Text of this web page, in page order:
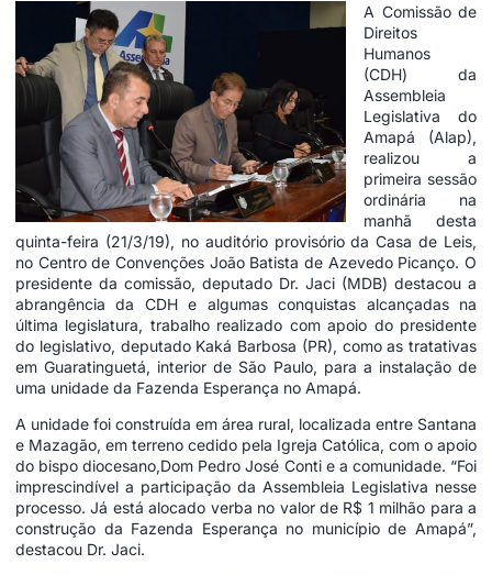
A Comissão de
Direitos
Humanos
(CDH) da
Assembleia
Legislativa do
Amapá (Alap),
realizou a
primeira sessão
ordinária na
manhã desta
quinta-feira (21/3/19), no auditório provisório da Casa de Leis,
no Centro de Convenções João Batista de Azevedo Picanço. O
presidente da comissão, deputado Dr. Jaci (MDB) destacou a
abrangência da CDH e algumas conquistas alcançadas na
última legislatura, trabalho realizado com apoio do presidente
do legislativo, deputado Kaká Barbosa (PR), como as tratativas
em Guaratinguetá, interior de São Paulo, para a instalação de
uma unidade da Fazenda Esperança no Amapá.
A unidade foi construída em área rural, localizada entre Santana
e Mazagão, em terreno cedido pela Igreja Católica, com o apoio
do bispo diocesano,Dom Pedro José Conti e a comunidade. “Foi
imprescindível a participação da Assembleia Legislativa nesse
processo. Já está alocado verba no valor de R$ 1 milhão para a
construção da Fazenda Esperança no município de Amapá”,
destacou Dr. Jaci.